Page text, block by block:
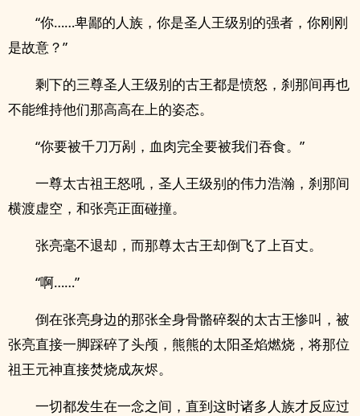
“你……卑鄙的人族，你是圣人王级别的强者，你刚刚
是故意？”
剩下的三尊圣人王级别的古王都是愤怒，刹那间再也
不能维持他们那高高在上的姿态。
“你要被千刀万剐，血肉完全要被我们吞食。”
一尊太古祖王怒吼，圣人王级别的伟力浩瀚，刹那间
横渡虚空，和张亮正面碰撞。
张亮毫不退却，而那尊太古王却倒飞了上百丈。
“啊……”
倒在张亮身边的那张全身骨骼碎裂的太古王惨叫，被
张亮直接一脚踩碎了头颅，熊熊的太阳圣焰燃烧，将那位
祖王元神直接焚烧成灰烬。
一切都发生在一念之间，直到这时诸多人族才反应过